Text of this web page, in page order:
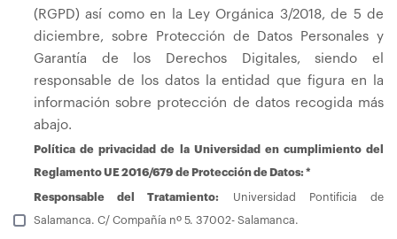
(RGPD) así como en la Ley Orgánica 3/2018, de 5 de
diciembre, sobre Protección de Datos Personales y
Garantía de los Derechos Digitales, siendo el
responsable de los datos la entidad que figura en la
información sobre protección de datos recogida más
abajo.
Política de privacidad de la Universidad en cumplimiento del
Reglamento UE 2016/679 de Protección de Datos: *
Responsable del Tratamiento: Universidad Pontificia de
Salamanca. C/ Compañía nº 5. 37002- Salamanca.